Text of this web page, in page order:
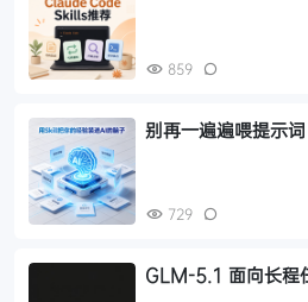
859
别再一遍遍喂提示
729
GLM-5.1 面向长程